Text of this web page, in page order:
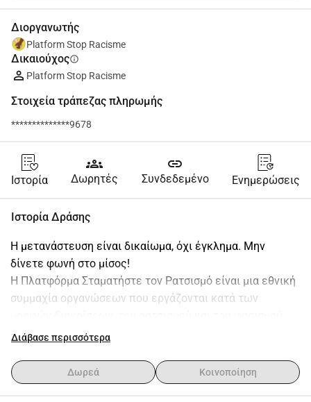
Διοργανωτής
Platform Stop Racisme
Δικαιούχοςinfo
Platform Stop Racisme
Στοιχεία τράπεζας πληρωμής
**************9678
Ιστορία
groups
Δωρητές
link
Συνδεδεμένο Ενημερώσεις
Ιστορία Δράσης
Η μετανάστευση είναι δικαίωμα, όχι έγκλημα. Μην
δίνετε φωνή στο μίσος!
Η Πλατφόρμα Σταματήστε τον Ρατσισμό είναι μια εθνική
συμμαχία οργανώσεων που εργάζονται κατά των
Με αυτόν τον τρόπο, ακολουθούμε τα βήματα του
Επιτροπής 21 Μαρτίου.
Ο στόχος είναι να διευρύνουμε και να επεκτείνουμε το
Διάβασε περισσότερα
Δωρεά Κοινοποίηση